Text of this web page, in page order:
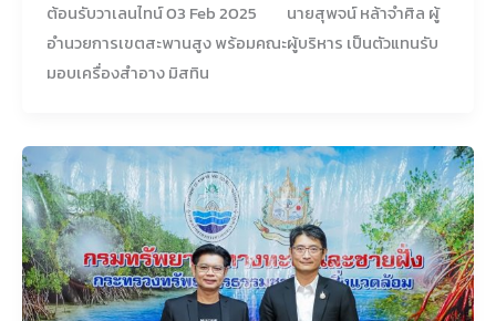
ต้อนรับวาเลนไทน์ 03 Feb 2025 นายสุพจน์ หล้าจำศิล ผู้
อำนวยการเขตสะพานสูง พร้อมคณะผู้บริหาร เป็นตัวแทนรับ
มอบเครื่องสำอาง มิสทิน